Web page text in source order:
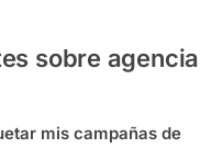
sobre agencia
mis campañas de